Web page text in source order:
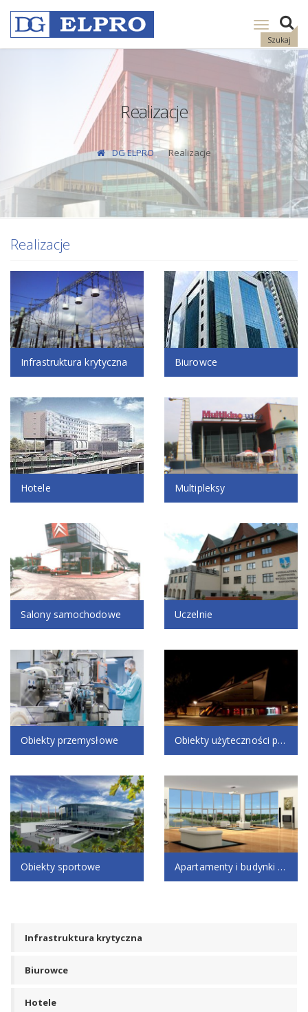
Szukaj
Pokaż
nawigację
Realizacje
DG ELPRO Realizacje
Realizacje
Infrastruktura krytyczna Biurowce
Hotele Multipleksy
Salony samochodowe Uczelnie
Obiekty przemysłowe Obiekty użyteczności publicznej
Obiekty sportowe Apartamenty i budynki mieszkalne
Infrastruktura krytyczna
Biurowce
Hotele